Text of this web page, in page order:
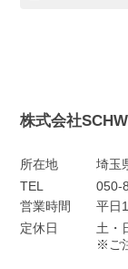
株式会社
所在地
埼玉
TEL
050-
営業時間
平日
定休日
土・
※ご